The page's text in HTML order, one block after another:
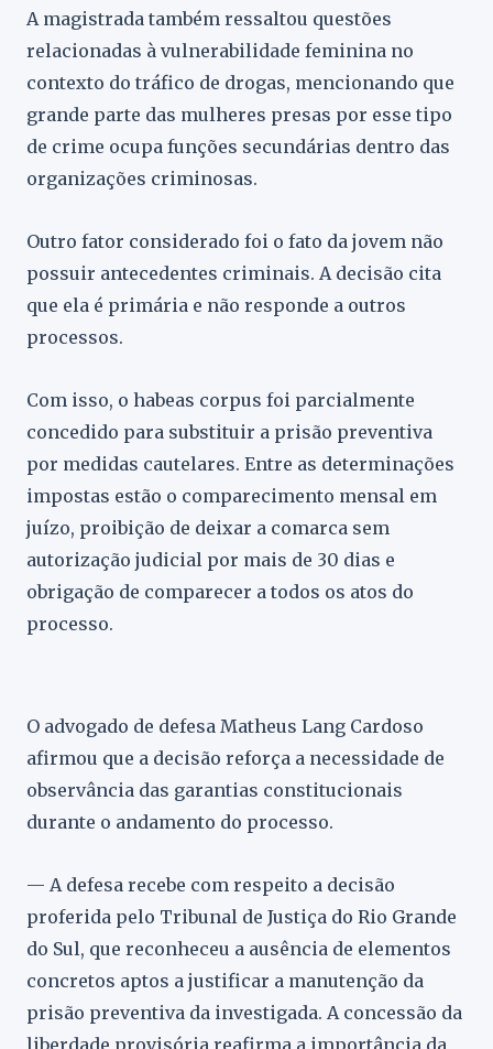
A magistrada também ressaltou questões
relacionadas à vulnerabilidade feminina no
contexto do tráfico de drogas, mencionando que
grande parte das mulheres presas por esse tipo
de crime ocupa funções secundárias dentro das
organizações criminosas.
Outro fator considerado foi o fato da jovem não
possuir antecedentes criminais. A decisão cita
que ela é primária e não responde a outros
processos.
Com isso, o habeas corpus foi parcialmente
concedido para substituir a prisão preventiva
por medidas cautelares. Entre as determinações
impostas estão o comparecimento mensal em
juízo, proibição de deixar a comarca sem
autorização judicial por mais de 30 dias e
obrigação de comparecer a todos os atos do
processo.
O advogado de defesa Matheus Lang Cardoso
afirmou que a decisão reforça a necessidade de
observância das garantias constitucionais
durante o andamento do processo.
— A defesa recebe com respeito a decisão
proferida pelo Tribunal de Justiça do Rio Grande
do Sul, que reconheceu a ausência de elementos
concretos aptos a justificar a manutenção da
prisão preventiva da investigada. A concessão da
liberdade provisória reafirma a importância da